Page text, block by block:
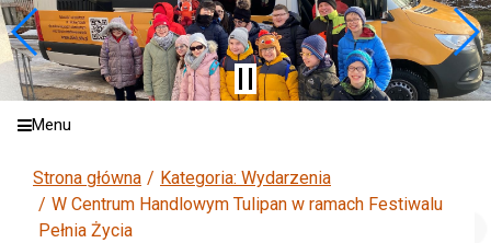
Menu
Strona główna
Kategoria: Wydarzenia
W Centrum Handlowym Tulipan w ramach Festiwalu
Pełnia Życia